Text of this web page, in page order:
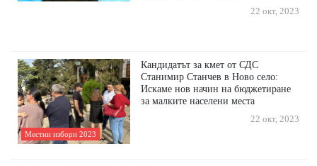
22 окт, 2023
Местни избори 2023
Кандидатът за кмет от СДС
Станимир Станчев в Ново село:
Искаме нов начин на бюджетиране
за малките населени места
22 окт, 2023